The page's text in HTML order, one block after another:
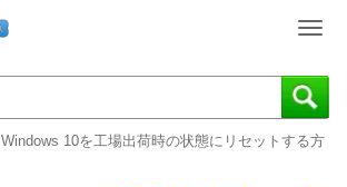
T
g
g
e
Windows 10を工場出荷時の状態にリセットする方